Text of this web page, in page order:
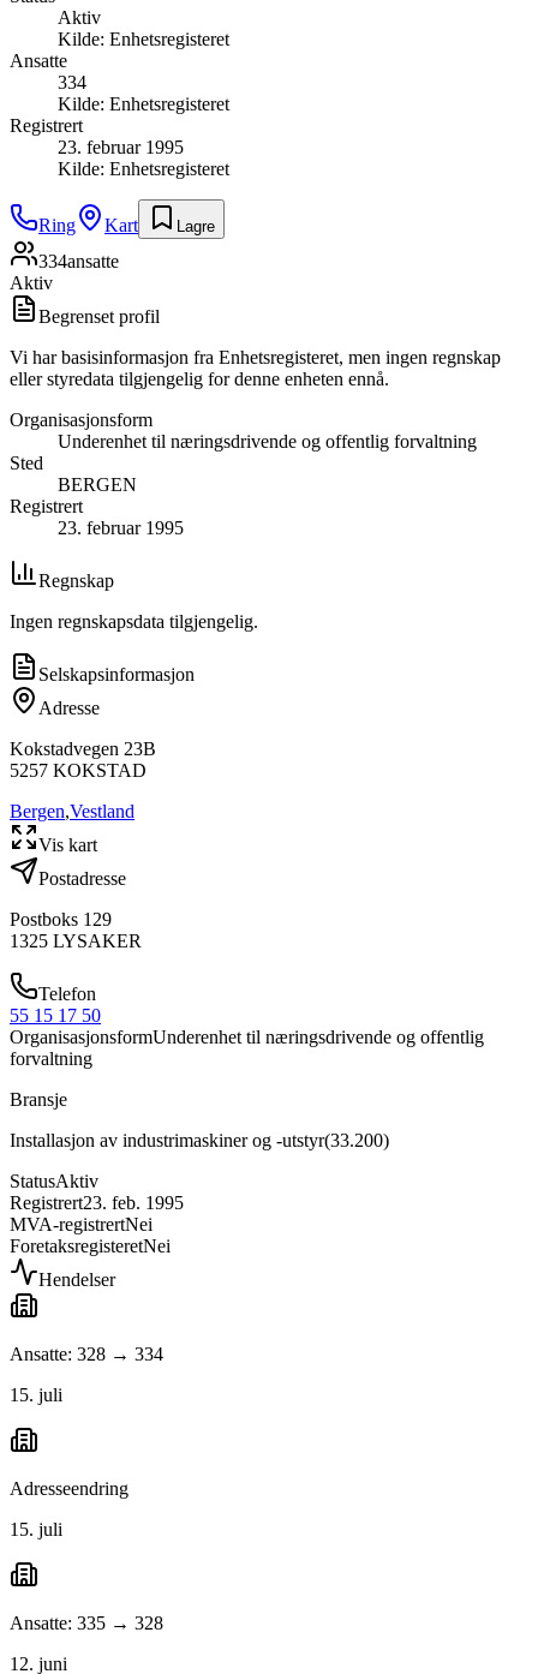
Aktiv
Kilde: Enhetsregisteret
Ansatte
334
Kilde: Enhetsregisteret
Registrert
23. februar 1995
Kilde: Enhetsregisteret
Ring Kart Lagre
334ansatte
Aktiv
Begrenset profil
Vi har basisinformasjon fra Enhetsregisteret, men ingen regnskap
eller styredata tilgjengelig for denne enheten ennå.
Organisasjonsform
Underenhet til næringsdrivende og offentlig forvaltning
Sted
BERGEN
Registrert
23. februar 1995
Regnskap
Ingen regnskapsdata tilgjengelig.
Selskapsinformasjon
Adresse
Kokstadvegen 23B
5257 KOKSTAD
Bergen,Vestland
Vis kart
Postadresse
Postboks 129
1325 LYSAKER
Telefon
55 15 17 50
OrganisasjonsformUnderenhet til næringsdrivende og offentlig
forvaltning
Bransje
Installasjon av industrimaskiner og -utstyr(33.200)
StatusAktiv
Registrert23. feb. 1995
MVA-registrertNei
ForetaksregisteretNei
Hendelser
Ansatte: 328 → 334
15. juli
Adresseendring
15. juli
Ansatte: 335 → 328
12. juni